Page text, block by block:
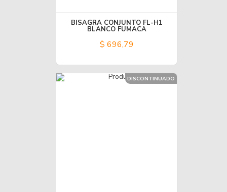
BISAGRA CONJUNTO FL-H1
BLANCO FUMACA
$ 696,79
DISCONTINUADO